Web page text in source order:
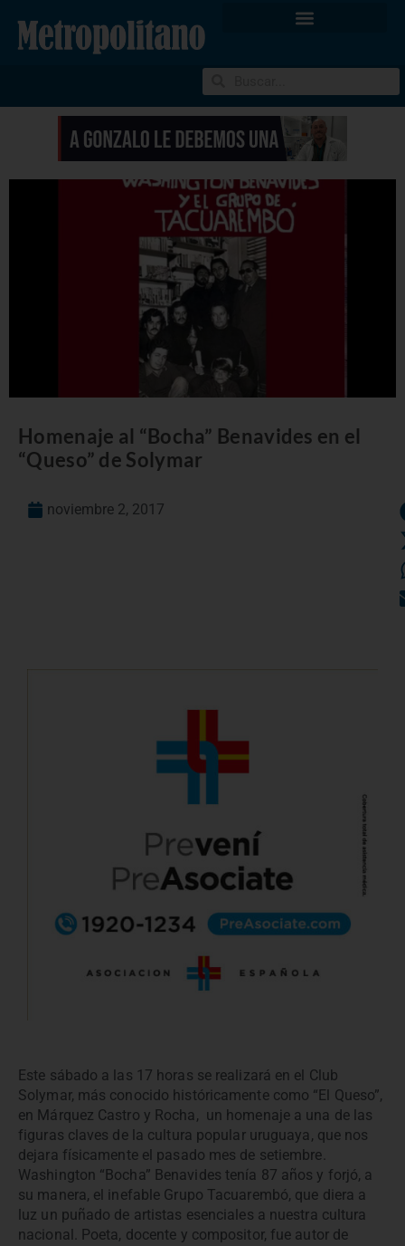
Homenaje al “Bocha” Benavides en el
“Queso” de Solymar
noviembre 2, 2017
Este sábado a las 17 horas se realizará en el Club
Solymar, más conocido históricamente como “El Queso”,
en Márquez Castro y Rocha, un homenaje a una de las
figuras claves de la cultura popular uruguaya, que nos
dejara físicamente el pasado mes de setiembre.
Washington “Bocha” Benavides tenía 87 años y forjó, a
su manera, el inefable Grupo Tacuarembó, que diera a
luz un puñado de artistas esenciales a nuestra cultura
nacional. Poeta, docente y compositor, fue autor de